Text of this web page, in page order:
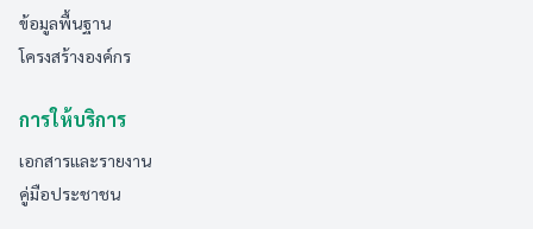
ข้อมูลพื้นฐาน
โครงสร้างองค์กร
การให้บริการ
เอกสารและรายงาน
คู่มือประชาชน